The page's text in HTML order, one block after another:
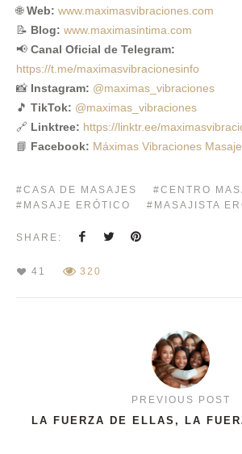
🌐Web: www.maximasvibraciones.com
📝 Blog: www.maximasintima.com
📢 Canal Oficial de Telegram:
https://t.me/maximasvibracionesinfo
📸 Instagram: @maximas_vibraciones
🎵 TikTok: @maximas_vibraciones
🔗 Linktree: https://linktr.ee/
📘 Facebook: Máximas Vibraciones
CASA DE MASAJES
CENTRO
MASAJE ERÓTICO
MASAJISTA
SHARE:
41 320
PREVIOUS POST
LA FUERZA DE ELLAS, LA